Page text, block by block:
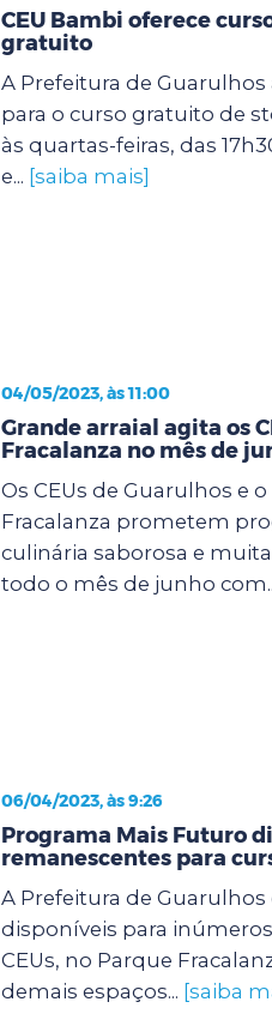
CEU Bambi oferece
gratuito
A Prefeitura de Guarulhos
para o curso gratuito de
às quartas-feiras, das
e... [saiba mais]
04/05/2023, às 11:00
Grande arraial agita os
Fracalanza no mês de
Os CEUs de Guarulhos e
Fracalanza prometem
culinária saborosa e
todo o mês de junho
06/04/2023, às 9:26
Programa Mais Futuro
remanescentes para
A Prefeitura de Guarulhos
disponíveis para
CEUs, no Parque
demais espaços... [saiba